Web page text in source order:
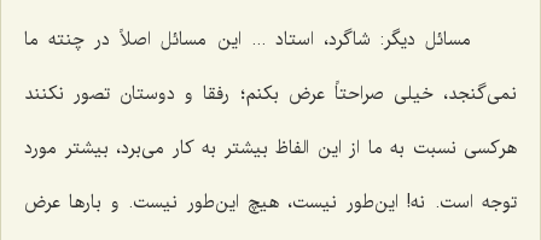
مسائل دیگر: شاگرد، استاد ... این مسائل اصلاً در چنته ما
نمی‌گنجد، خیلی صراحتاً عرض بكنم؛ رفقا و دوستان تصور نكنند
هركسی نسبت به ما از این الفاظ بیشتر به كار می‌برد، بیشتر مورد
توجه است. نه! این‌طور نیست، هیچ این‌طور نیست. و بارها عرض